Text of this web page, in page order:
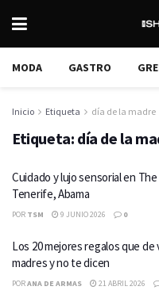
MODA GASTRO
Inicio Etiqueta día de la madre
Etiqueta: día de la
Cuidado y lujo sensorial en
Tenerife, Abama
POR TSM 9 JUNIO 2026 0
Los 20 mejores regalos que
madres y no te dicen
PORANA DE ARMAS 21 ABRIL 2026